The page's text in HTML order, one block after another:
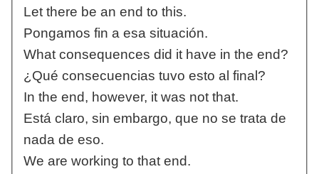
Let there be an end to this.
Pongamos fin a esa situación.
What consequences did it have in the end?
¿Qué consecuencias tuvo esto al final?
In the end, however, it was not that.
Está claro, sin embargo, que no se trata de
nada de eso.
We are working to that end.